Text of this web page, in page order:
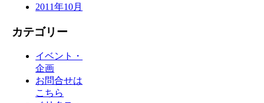
2011年10月
カテゴリー
イベント・
企画
お問合せは
こちら